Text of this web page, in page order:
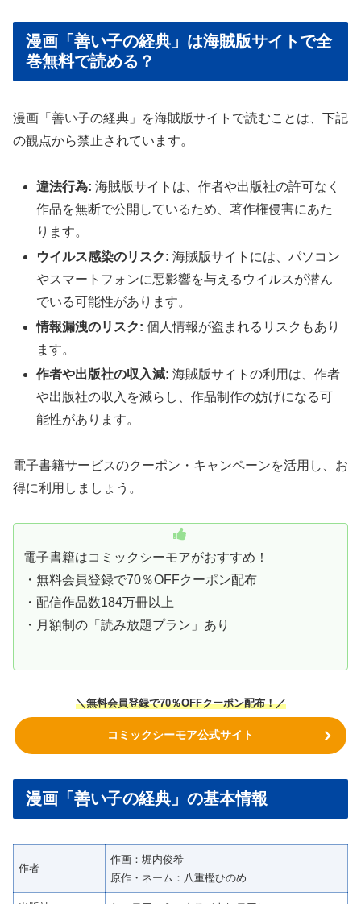
漫画「善い子の経典」は海賊版サイトで全
巻無料で読める？
漫画「善い子の経典」を海賊版サイトで読むことは、下記
の観点から禁止されています。
違法行為: 海賊版サイトは、作者や出版社の許可なく
作品を無断で公開しているため、著作権侵害にあた
ります。
ウイルス感染のリスク: 海賊版サイトには、パソコン
やスマートフォンに悪影響を与えるウイルスが潜ん
でいる可能性があります。
情報漏洩のリスク: 個人情報が盗まれるリスクもあり
ます。
作者や出版社の収入減: 海賊版サイトの利用は、作者
や出版社の収入を減らし、作品制作の妨げになる可
能性があります。
電子書籍サービスのクーポン・キャンペーンを活用し、お
得に利用しましょう。
電子書籍はコミックシーモアがおすすめ！
・無料会員登録で70％OFFクーポン配布
・配信作品数184万冊以上
・月額制の「読み放題プラン」あり
＼無料会員登録で70％OFFクーポン配布！／
コミックシーモア公式サイト
漫画「善い子の経典」の基本情報
作者
作画：堀内俊希
原作・ネーム：八重樫ひのめ